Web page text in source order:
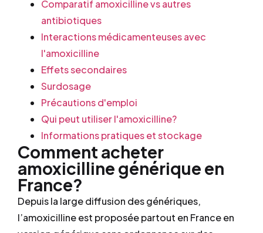
Comparatif amoxicilline vs autres
antibiotiques
Interactions médicamenteuses avec
l'amoxicilline
Effets secondaires
Surdosage
Précautions d'emploi
Qui peut utiliser l'amoxicilline?
Informations pratiques et stockage
Comment acheter
amoxicilline générique en
France?
Depuis la large diffusion des génériques,
l’amoxicilline est proposée partout en France en